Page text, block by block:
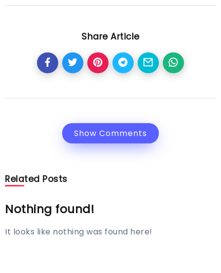
Share Article
Show Comments
Related Posts
Nothing found!
It looks like nothing was found here!